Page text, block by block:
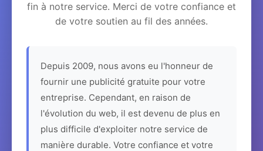
fin à notre service. Merci de votre confiance et
de votre soutien au fil des années.
Depuis 2009, nous avons eu l'honneur de
fournir une publicité gratuite pour votre
entreprise. Cependant, en raison de
l'évolution du web, il est devenu de plus en
plus difficile d'exploiter notre service de
manière durable. Votre confiance et votre